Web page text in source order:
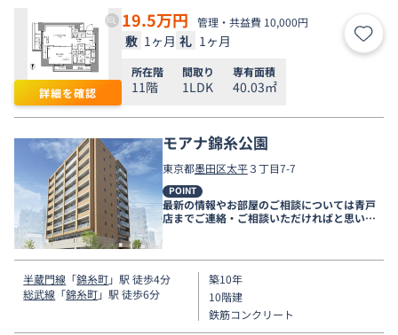
詳細を確認
19.5万円 管理・共益費 10,000円
敷 1ヶ月 礼 1ヶ月 お気
所在階
11階
間取り
1LDK
専有面積
40.03㎡
モアナ錦糸公園
東京都墨田区太平３丁目7-7
POINT
最新の情報やお部屋のご相談については青戸
店までご連絡・ご相談いただければと思いま
半蔵門線 「錦糸町」駅 徒歩4分
総武線 「錦糸町」駅 徒歩6分
築10年
10階建
鉄筋コンクリート